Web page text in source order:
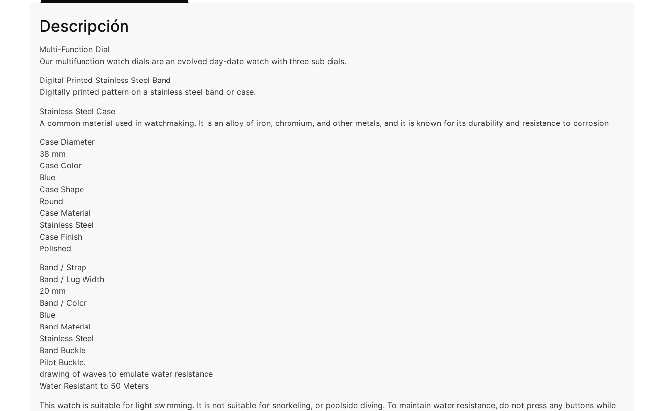
Descripción
Multi-Function Dial
Our multifunction watch dials are an evolved day-date watch with three sub dials.
Digital Printed Stainless Steel Band
Digitally printed pattern on a stainless steel band or case.
Stainless Steel Case
A common material used in watchmaking. It is an alloy of iron, chromium, and other metals, and it is known for its durability and resistance to corrosion
Case Diameter
38 mm
Case Color
Blue
Case Shape
Round
Case Material
Stainless Steel
Case Finish
Polished
Band / Strap
Band / Lug Width
20 mm
Band / Color
Blue
Band Material
Stainless Steel
Band Buckle
Pilot Buckle.
drawing of waves to emulate water resistance
Water Resistant to 50 Meters
This watch is suitable for light swimming. It is not suitable for snorkeling, or poolside diving. To maintain water resistance, do not press any buttons while